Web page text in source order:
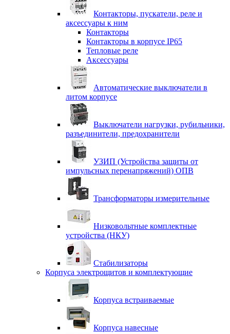
Контакторы, пускатели, реле и
аксессуары к ним
Контакторы
Контакторы в корпусе IP65
Тепловые реле
Аксессуары
Автоматические выключатели в
литом корпусе
Выключатели нагрузки, рубильники,
разъединители, предохранители
УЗИП (Устройства защиты от
импульсных перенапряжений) ОПВ
Трансформаторы измерительные
Низковольтные комплектные
устройства (НКУ)
Стабилизаторы
Корпуса электрощитов и комплектующие
Корпуса встраиваемые
Корпуса навесные